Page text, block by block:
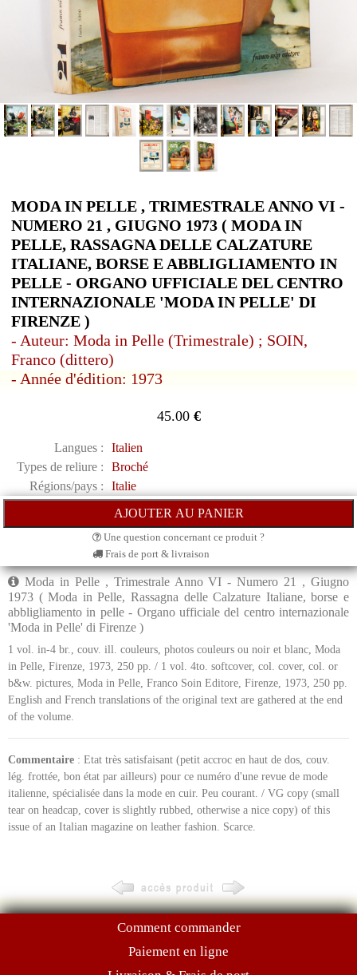
MODA IN PELLE , TRIMESTRALE ANNO VI -
NUMERO 21 , GIUGNO 1973 ( MODA IN
PELLE, RASSAGNA DELLE CALZATURE
ITALIANE, BORSE E ABBLIGLIAMENTO IN
PELLE - ORGANO UFFICIALE DEL CENTRO
INTERNAZIONALE 'MODA IN PELLE' DI
FIRENZE )
- Auteur: Moda in Pelle (Trimestrale) ; SOIN,
Franco (dittero)
- Année d'édition: 1973
45.00€
Langues :
Italien
Types de reliure :
Broché
Régions/pays :
Italie
Une question concernant ce produit ?
Frais de port & livraison
Moda in Pelle , Trimestrale Anno VI - Numero 21 , Giugno
1973 ( Moda in Pelle, Rassagna delle Calzature Italiane, borse e
abbligliamento in pelle - Organo ufficiale del centro internazionale
'Moda in Pelle' di Firenze )
1 vol. in-4 br., couv. ill. couleurs, photos couleurs ou noir et blanc, Moda
in Pelle, Firenze, 1973, 250 pp. / 1 vol. 4to. softcover, col. cover, col. or
b&w. pictures, Moda in Pelle, Franco Soin Editore, Firenze, 1973, 250 pp.
English and French translations of the original text are gathered at the end
of the volume.
Commentaire : Etat très satisfaisant (petit accroc en haut de dos, couv.
lég. frottée, bon état par ailleurs) pour ce numéro d'une revue de mode
italienne, spécialisée dans la mode en cuir. Peu courant. / VG copy (small
tear on headcap, cover is slightly rubbed, otherwise a nice copy) of this
issue of an Italian magazine on leather fashion. Scarce.
Comment commander
Paiement en ligne